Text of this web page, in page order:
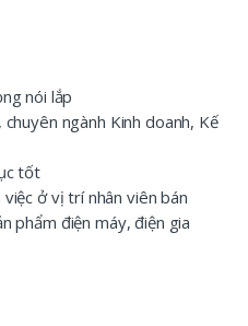
nói lắp
ngành Kinh doanh, Kế
tốt
ở vị trí nhân viên bán
phẩm điện máy, điện gia